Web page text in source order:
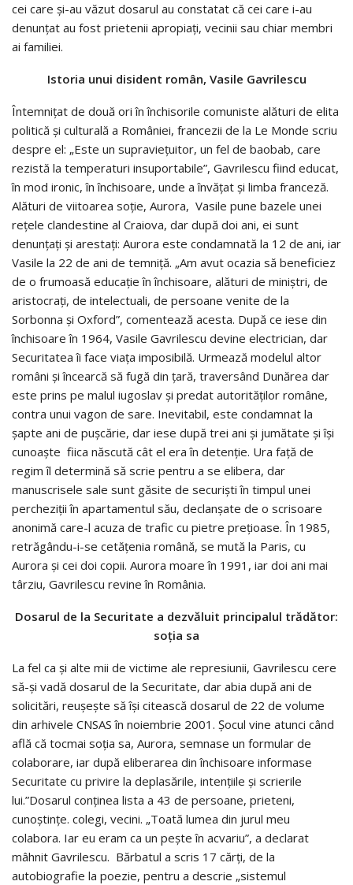
cei care şi-au văzut dosarul au constatat că cei care i-au
denunţat au fost prietenii apropiaţi, vecinii sau chiar membri
ai familiei.
Istoria unui disident român, Vasile Gavrilescu
Întemniţat de două ori în închisorile comuniste alături de elita
politică şi culturală a României, francezii de la Le Monde scriu
despre el: „Este un supravieţuitor, un fel de baobab, care
rezistă la temperaturi insuportabile”, Gavrilescu fiind educat,
în mod ironic, în închisoare, unde a învăţat şi limba franceză.
Alături de viitoarea soţie, Aurora, Vasile pune bazele unei
reţele clandestine al Craiova, dar după doi ani, ei sunt
denunţaţi şi arestaţi: Aurora este condamnată la 12 de ani, iar
Vasile la 22 de ani de temniţă. „Am avut ocazia să beneficiez
de o frumoasă educaţie în închisoare, alături de miniştri, de
aristocraţi, de intelectuali, de persoane venite de la
Sorbonna şi Oxford”, comentează acesta. După ce iese din
închisoare în 1964, Vasile Gavrilescu devine electrician, dar
Securitatea îi face viaţa imposibilă. Urmează modelul altor
români şi încearcă să fugă din ţară, traversând Dunărea dar
este prins pe malul iugoslav şi predat autorităţilor române,
contra unui vagon de sare. Inevitabil, este condamnat la
şapte ani de puşcărie, dar iese după trei ani şi jumătate şi îşi
cunoaşte fiica născută cât el era în detenţie. Ura faţă de
regim îl determină să scrie pentru a se elibera, dar
manuscrisele sale sunt găsite de securişti în timpul unei
percheziţii în apartamentul său, declanşate de o scrisoare
anonimă care-l acuza de trafic cu pietre preţioase. În 1985,
retrăgându-i-se cetăţenia română, se mută la Paris, cu
Aurora şi cei doi copii. Aurora moare în 1991, iar doi ani mai
târziu, Gavrilescu revine în România.
Dosarul de la Securitate a dezvăluit principalul trădător:
soţia sa
La fel ca şi alte mii de victime ale represiunii, Gavrilescu cere
să-şi vadă dosarul de la Securitate, dar abia după ani de
solicitări, reuşeşte să îşi citească dosarul de 22 de volume
din arhivele CNSAS în noiembrie 2001. Şocul vine atunci când
află că tocmai soţia sa, Aurora, semnase un formular de
colaborare, iar după eliberarea din închisoare informase
Securitate cu privire la deplasările, intenţiile şi scrierile
lui.”Dosarul conţinea lista a 43 de persoane, prieteni,
cunoştinţe. colegi, vecini. „Toată lumea din jurul meu
colabora. Iar eu eram ca un peşte în acvariu”, a declarat
mâhnit Gavrilescu. Bărbatul a scris 17 cărţi, de la
autobiografie la poezie, pentru a descrie „sistemul